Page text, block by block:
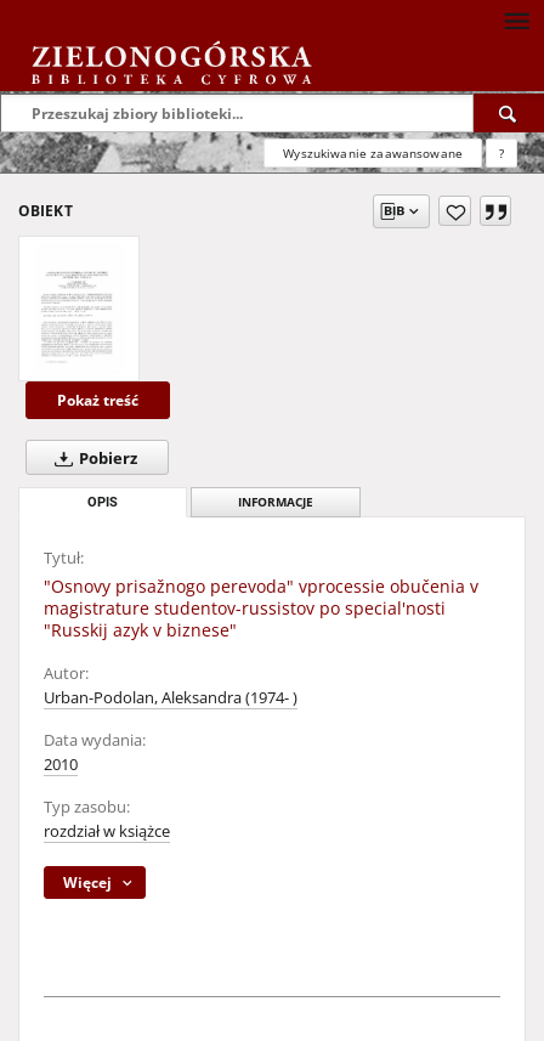
Wyszukiwanie zaawansowane ?
OBIEKT
Pokaż treść
Pobierz
OPIS INFORMACJE
Tytuł:
"Osnovy prisažnogo perevoda" vprocessie obučenia v
magistrature studentov-russistov po special'nosti
"Russkij azyk v biznese"
Autor:
Urban-Podolan, Aleksandra (1974- )
Data wydania:
2010
Typ zasobu:
rozdział w książce
Więcej